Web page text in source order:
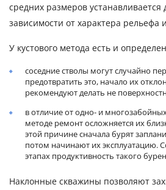
средних размеров устанавливается
зависимости от характера рельефа и
У кустового метода есть и
соседние стволы могут случайно
предотвратить это, начало их
рекомендуют делать не
в отличие от одно- и
методе ремонт осложняется их
этой причине сначала бурят
потом начинают их эксплуатацию.
этапах продуктивность такого
Наклонные скважины позволяют